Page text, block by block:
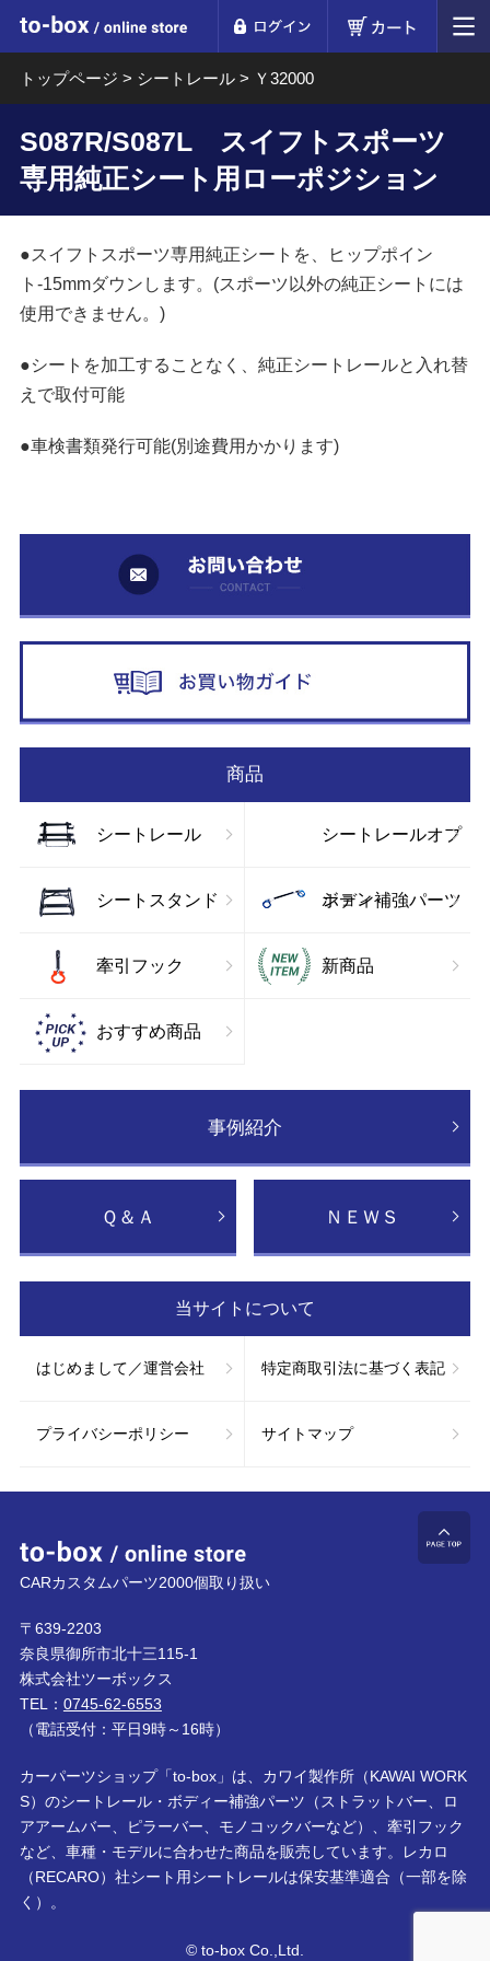
to-box online store
トップページ > シートレール> Ｙ32000
S087R/S087L スイフトスポーツ
専用純正シート用ローポジション
●スイフトスポーツ専用純正シートを、ヒップポイン
ト-15mmダウンします。(スポーツ以外の純正シートには
使用できません。)
●シートを加工することなく、純正シートレールと入れ替
えで取付可能
●車検書類発行可能(別途費用かかります)
商品
シートレール シートレールオプ
ション
シートスタンド ボディ補強パーツ
牽引フック 新商品
おすすめ商品
事例紹介
Ｑ＆Ａ ＮＥＷＳ
当サイトについて
はじめまして／運営会社 特定商取引法に基づく表記
プライバシーポリシー サイトマップ
to-box online store
CARカスタムパーツ2000個取り扱い
〒639-2203
奈良県御所市北十三115-1
株式会社ツーボックス
TEL： 0745-62-6553
（電話受付：平日9時～16時）
カーパーツショップ「to-box」は、カワイ製作所（KAWAI WORK
S）のシートレール・ボディー補強パーツ（ストラットバー、ロ
アアームバー、ピラーバー、モノコックバーなど）、牽引フック
など、車種・モデルに合わせた商品を販売しています。レカロ
（RECARO）社シート用シートレールは保安基準適合（一部を除
く）。
© to-box Co.,Ltd.